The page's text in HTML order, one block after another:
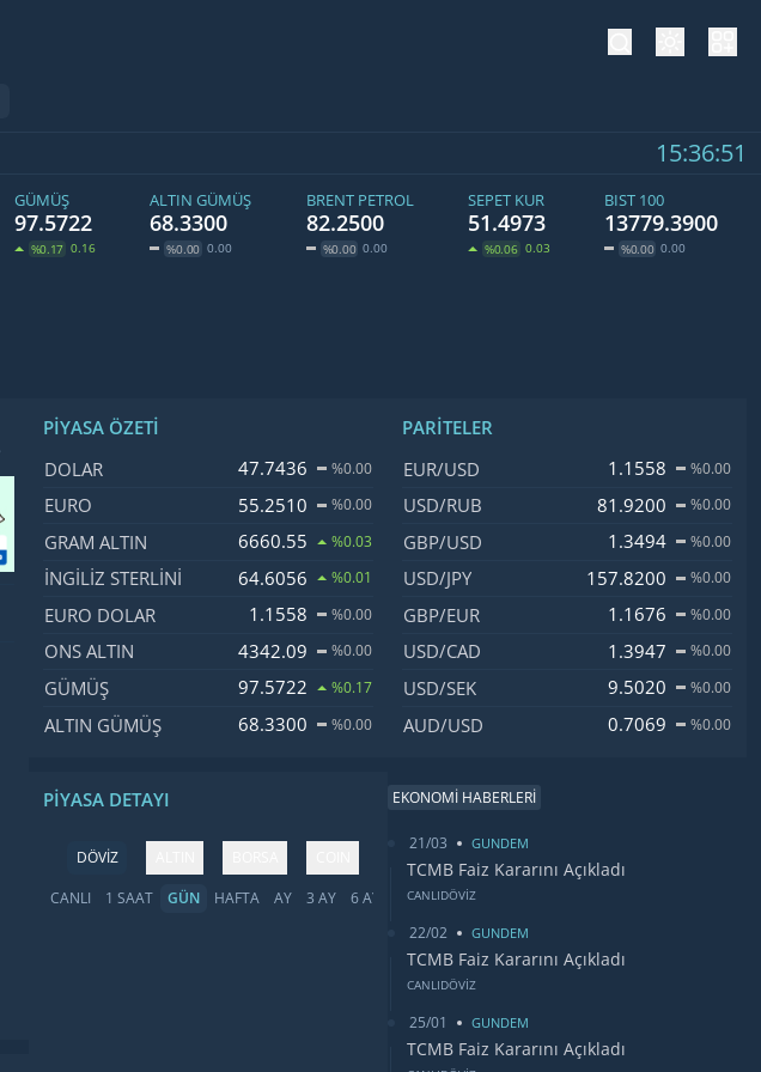
15:36:52
GÜMÜŞ
97.5722
%0.17 0.16
ALTIN GÜMÜŞ
68.3300
%0.00 0.00
BRENT PETROL
82.2500
%0.00 0.00
SEPET KUR
51.4973
%0.06 0.03
BIST 100
13779.3900
%0.00 0.00
PIYASA ÖZETI
İsim, Kod Fiyat, Değişim
DOLAR 47.7436 %0.00
EURO 55.2510 %0.00
GRAM ALTIN 6660.55 %0.03
İNGILIZ STERLINI 64.6056 %0.01
EURO DOLAR 1.1558 %0.00
ONS ALTIN 4342.09 %0.00
GÜMÜŞ 97.5722 %0.17
ALTIN GÜMÜŞ 68.3300 %0.00
PIYASA DETAYI
DÖVİZ
CANLI
1 SAAT GÜN HAFTA AY 3 AY 6 AY YIL 5 YIL TÜMÜ
PARITELER
İsim, Kod Fiyat, Değişim
EUR/USD 1.1558 %0.00
USD/RUB 81.9200 %0.00
GBP/USD 1.3494 %0.00
USD/JPY 157.8200 %0.00
GBP/EUR 1.1676 %0.00
USD/CAD 1.3947 %0.00
USD/SEK 9.5020 %0.00
AUD/USD 0.7069 %0.00
EKONOMİ HABERLERİ
21/03 GUNDEM
TCMB Faiz Kararını Açıkladı
CANLIDÖVİZ
22/02 GUNDEM
TCMB Faiz Kararını Açıkladı
CANLIDÖVİZ
25/01 GUNDEM
TCMB Faiz Kararını Açıkladı